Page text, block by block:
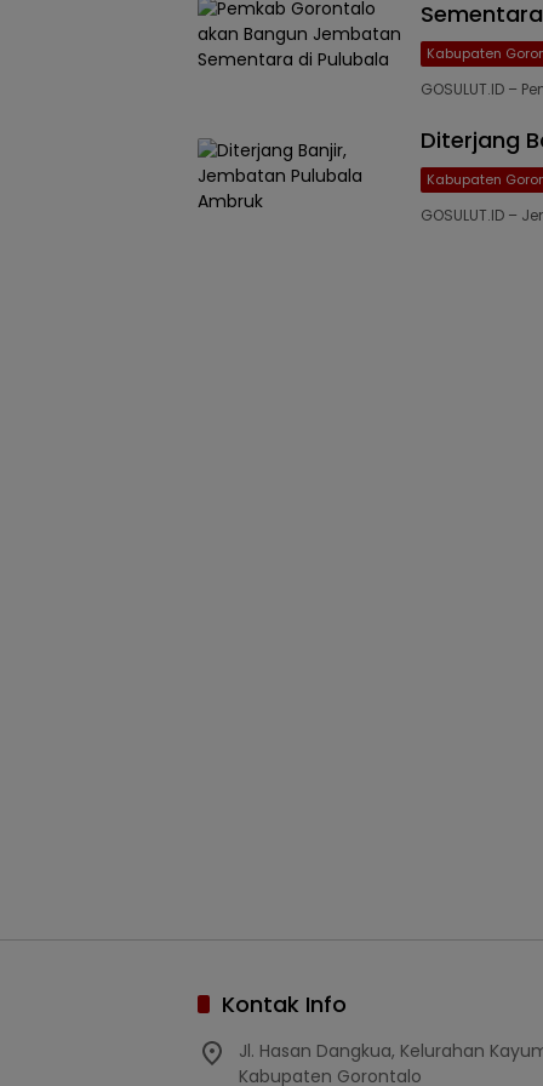
Kabupaten
GOSULUT.ID –
Diterjang
Kabupaten
GOSULUT.ID –
Kontak Info
Jl. Hasan Dangkua, Kelurahan
Kabupaten Gorontalo